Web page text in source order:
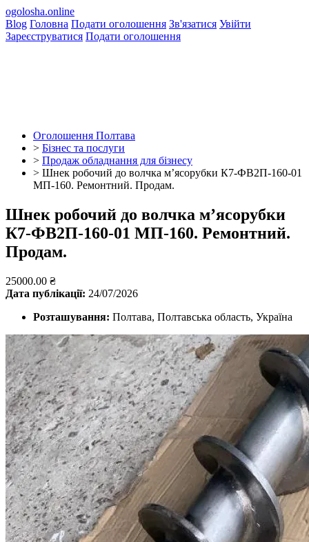
ogolosha.online
Blog Головна Подати оголошення Зв'язатися Увійти
Зареєструватися Подати оголошення
Оголошення Полтава
> Бізнес та послуги
> Продаж обладнання для бізнесу
> Шнек робочий до волчка мʼясорубки К7-ФВ2П-160-01
МП-160. Ремонтний. Продам.
Шнек робочий до волчка мʼясорубки
К7-ФВ2П-160-01 МП-160. Ремонтний.
Продам.
25000.00 ₴
Дата публікації: 24/07/2026
Розташування: Полтава, Полтавська область, Україна